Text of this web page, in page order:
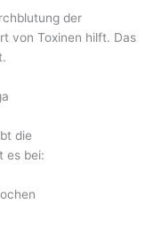
der
von Toxinen hilft. Das
die
es bei: